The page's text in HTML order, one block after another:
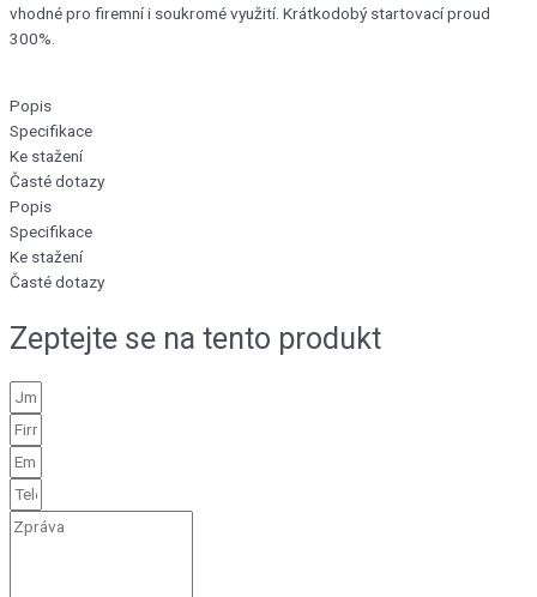
vhodné pro firemní i soukromé využití. Krátkodobý startovací proud
300%.
Popis
Specifikace
Ke stažení
Časté dotazy
Popis
Specifikace
Ke stažení
Časté dotazy
Zeptejte se na tento produkt